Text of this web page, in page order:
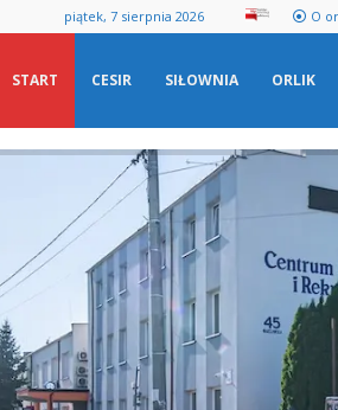
piątek, 7 sierpnia 2026 O
START CESIR SIŁOWNIA ORLIK
BASEN